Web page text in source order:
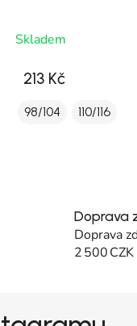
Skladem
213 Kč
98/104 110/116
Doprava
Doprava
2 500 CZK